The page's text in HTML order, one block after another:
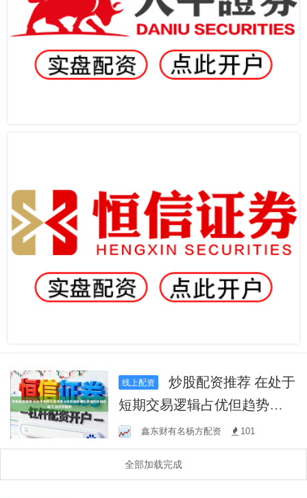
线上配资
炒股配资推荐 在处于
短期交易逻辑占优但趋势确
认困难的阶段阶段下,杠杆炒
股的
鑫东财有名杨方配资 101
全部加载完成